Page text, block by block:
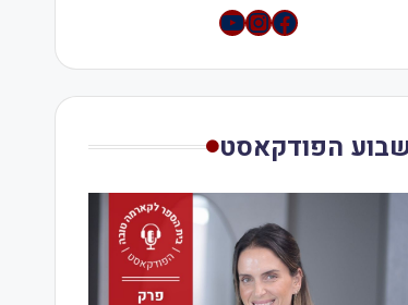
Instagram
YouTube
הפודקאסט